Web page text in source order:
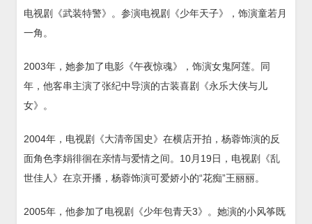
电视剧《武装特警》。参演电视剧《少年天子》，饰演童若月
一角。
2003年，她参加了电影《午夜惊魂》，饰演女鬼阿莲。同
年，他客串主演了张纪中导演的古装喜剧《永乐大侠与儿
女》。
2004年，电视剧《大清帝国史》在横店开拍，杨蓉饰演的反
面角色李娟徘徊在亲情与爱情之间。10月19日，电视剧《乱
世佳人》在京开播，杨蓉饰演可爱娇小的“花痴”王丽丽。
2005年，他参加了电视剧《少年包青天3》。她演的小风筝既